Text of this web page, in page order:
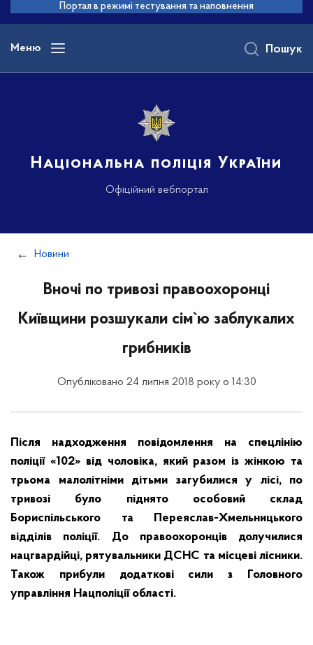
основного
вмісту
Портал в режимі тестування та наповнення
Меню
Національна поліція України
Офіційний вебпортал
Пошук
Новини
Вночі по тривозі правоохоронці
Київщини розшукали сім`ю заблукалих
грибників
Опубліковано 24 липня 2018 року о 14:30
Після надходження повідомлення на спецлінію
поліції «102» від чоловіка, який разом із жінкою та
трьома малолітніми дітьми загубилися у лісі, по
тривозі було піднято особовий склад
Бориспільського та Переяслав-Хмельницького
відділів поліції. До правоохоронців долучилися
нацгвардійці, рятувальники ДСНС та місцеві лісники.
Також прибули додаткові сили з Головного
управління Нацполіції області.